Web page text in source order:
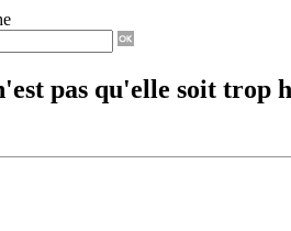
pas qu'elle soit trop